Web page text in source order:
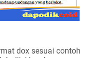
dox sesuai contoh